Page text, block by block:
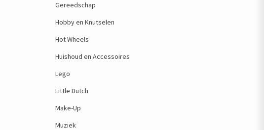
Gereedschap
Hobby en Knutselen
Hot Wheels
Huishoud en Accessoires
Lego
Little Dutch
Make-Up
Muziek